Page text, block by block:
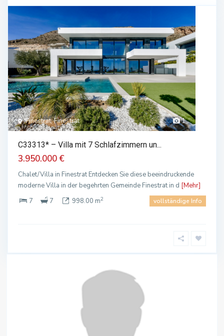
1
Finestrat, Finestrat
C33313* – Villa mit 7 Schlafzimmern un...
3.950.000 €
Chalet/Villa in Finestrat Entdecken Sie diese beeindruckende
moderne Villa in der begehrten Gemeinde Finestrat in d [Mehr]
7
7 998.00 m2 vollständige Info